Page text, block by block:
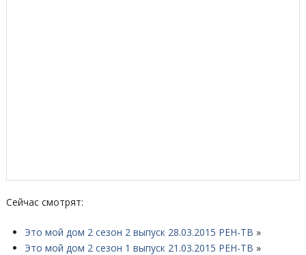
Сейчас смотрят:
Это мой дом 2 сезон 2 выпуск 28.03.2015 РЕН-ТВ »
Это мой дом 2 сезон 1 выпуск 21.03.2015 РЕН-ТВ »